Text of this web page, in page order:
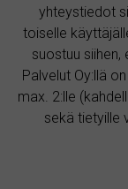
yhteystiedot
toiselle
suostuu siihen,
Palvelut Oy:llä
max. 2:lle
sekä tietyille